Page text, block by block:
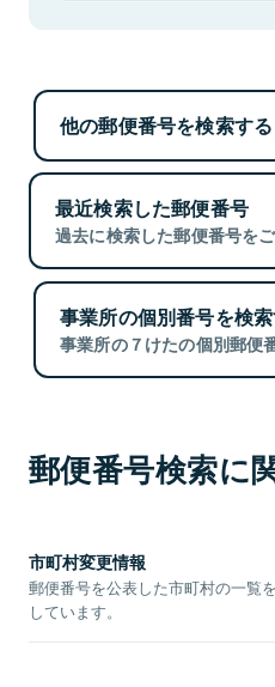
他の郵便番号を検索する
最近検索した郵便番号
過去に検索した郵便番号を
事業所の個別番号を検
事業所の７けたの個別郵便
郵便番号検索に
市町村変更情報
郵便番号を公表した市町村の一覧
しています。